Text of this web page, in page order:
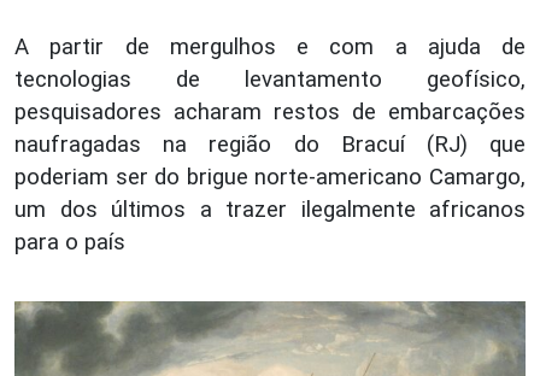
A partir de mergulhos e com a ajuda de
tecnologias de levantamento geofísico,
pesquisadores acharam restos de embarcações
naufragadas na região do Bracuí (RJ) que
poderiam ser do brigue norte-americano Camargo,
um dos últimos a trazer ilegalmente africanos
para o país